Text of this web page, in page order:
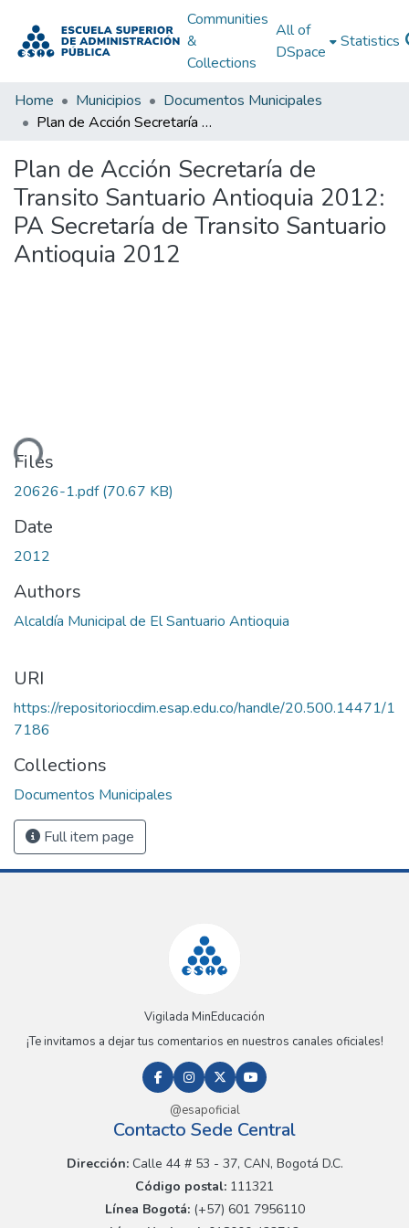
Communities
&
Collections
All of
DSpace
Statistics
Home Municipios
Documentos Municipales
Plan de Acción Secretaría de Transito Santuario Antioquia 2012: PA Secretaría de Transito Santuario Antioquia 2012
Plan de Acción Secretaría de
Transito Santuario Antioquia 2012:
PA Secretaría de Transito Santuario
Antioquia 2012
Files
20626-1.pdf(70.67 KB)
Date
2012
Authors
Alcaldía Municipal de El Santuario Antioquia
URI
https://repositoriocdim.esap.edu.co/handle/20.500.14471/1
7186
Collections
Documentos Municipales
Full item page
Vigilada MinEducación
¡Te invitamos a dejar tus comentarios en nuestros canales oficiales!
@esapoficial
Contacto Sede Central
Dirección:Calle 44 # 53 - 37, CAN, Bogotá D.C.
Código postal: 111321
Línea Bogotá:(+57) 601 7956110